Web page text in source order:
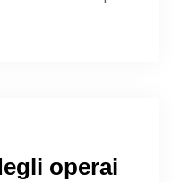
operai